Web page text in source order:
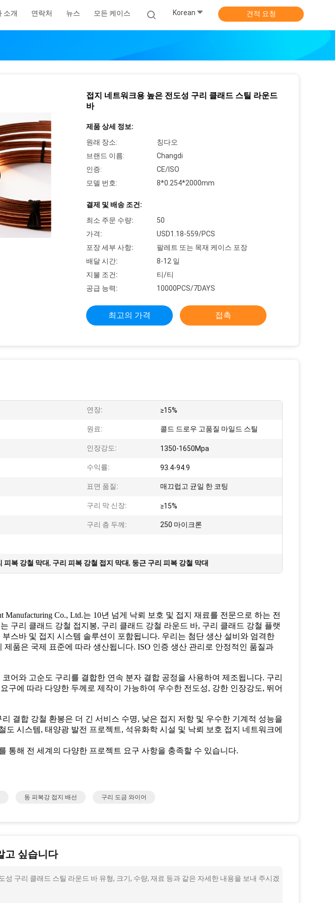
소개 연락처 뉴스 모든 케이스 Korean 견적 요청
접지 네트워크용 높은 전도성 구리 클래드 스틸 라운드
바
제품 상세 정보:
원래 장소:
칭다오
브랜드 이름:
Changdi
인증:
CE/ISO
모델 번호:
8*0.254*2000mm
결제 및 배송 조건:
최소 주문 수량:
50
가격:
USD1.18-559/PCS
포장 세부 사항:
팔레트 또는 목재 케이스 포장
배달 시간:
8-12 일
지불 조건:
티/티
공급 능력:
10000PCS/7DAYS
최고의 가격 접촉
연장: ≥15%
원료: 콜드 드로우 고품질 마일드 스틸
인장강도: 1350-1650Mpa
수익률: 93.4-94.9
표면 품질: 매끄럽고 균일 한 코팅
구리 막 신장: ≥15%
구리 층 두께: 250 마이크론
피복 강철 막대, 구리 피복 강철 접지 막대, 둥근 구리 피복 강철 막대
Manufacturing Co., Ltd.는 10년 넘게 낙뢰 보호 및 접지 재료를 전문으로 하는 전
구리 클래드 강철 접지봉, 구리 클래드 강철 라운드 바, 구리 클래드 강철 플랫
스바 및 접지 시스템 솔루션이 포함됩니다. 우리는 첨단 생산 설비와 엄격한
품은 국제 표준에 따라 생산됩니다. ISO 인증 생산 관리로 안정적인 품질과
어와 고순도 구리를 결합한 연속 분자 결합 공정을 사용하여 제조됩니다. 구리
구에 따라 다양한 두께로 제작이 가능하여 우수한 전도성, 강한 인장강도, 뛰어
결합 강철 환봉은 더 긴 서비스 수명, 낮은 접지 저항 및 우수한 기계적 성능을
도 시스템, 태양광 발전 프로젝트, 석유화학 시설 및 낙뢰 보호 접지 네트워크에
통해 전 세계의 다양한 프로젝트 요구 사항을 충족할 수 있습니다.
동 피복강 접지 배선 구리 도금 와이어
고 싶습니다
구리 클래드 스틸 라운드 바 유형, 크기, 수량, 재료 등과 같은 자세한 내용을 보내 주시겠